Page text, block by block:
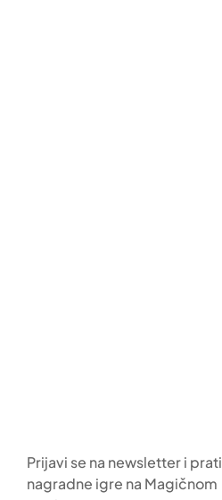
Prijavi se na newsletter i prati
nagradne igre na Magičnom